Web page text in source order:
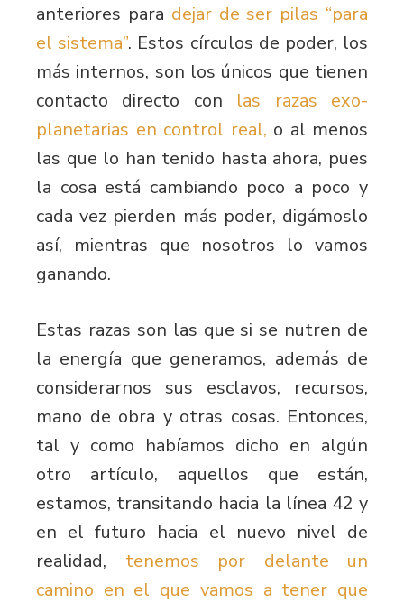
anteriores para dejar de ser pilas “para
el sistema”. Estos círculos de poder, los
más internos, son los únicos que tienen
contacto directo con las razas exo-
planetarias en control real, o al menos
las que lo han tenido hasta ahora, pues
la cosa está cambiando poco a poco y
cada vez pierden más poder, digámoslo
así, mientras que nosotros lo vamos
ganando.
Estas razas son las que si se nutren de
la energía que generamos, además de
considerarnos sus esclavos, recursos,
mano de obra y otras cosas. Entonces,
tal y como habíamos dicho en algún
otro artículo, aquellos que están,
estamos, transitando hacia la línea 42 y
en el futuro hacia el nuevo nivel de
realidad, tenemos por delante un
camino en el que vamos a tener que